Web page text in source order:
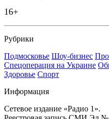
16+
Рубрики
Подмосковье Шоу-бизнес
Спецоперация на Украине
Здоровье Спорт
Информация
Сетевое издание «Радио 1».